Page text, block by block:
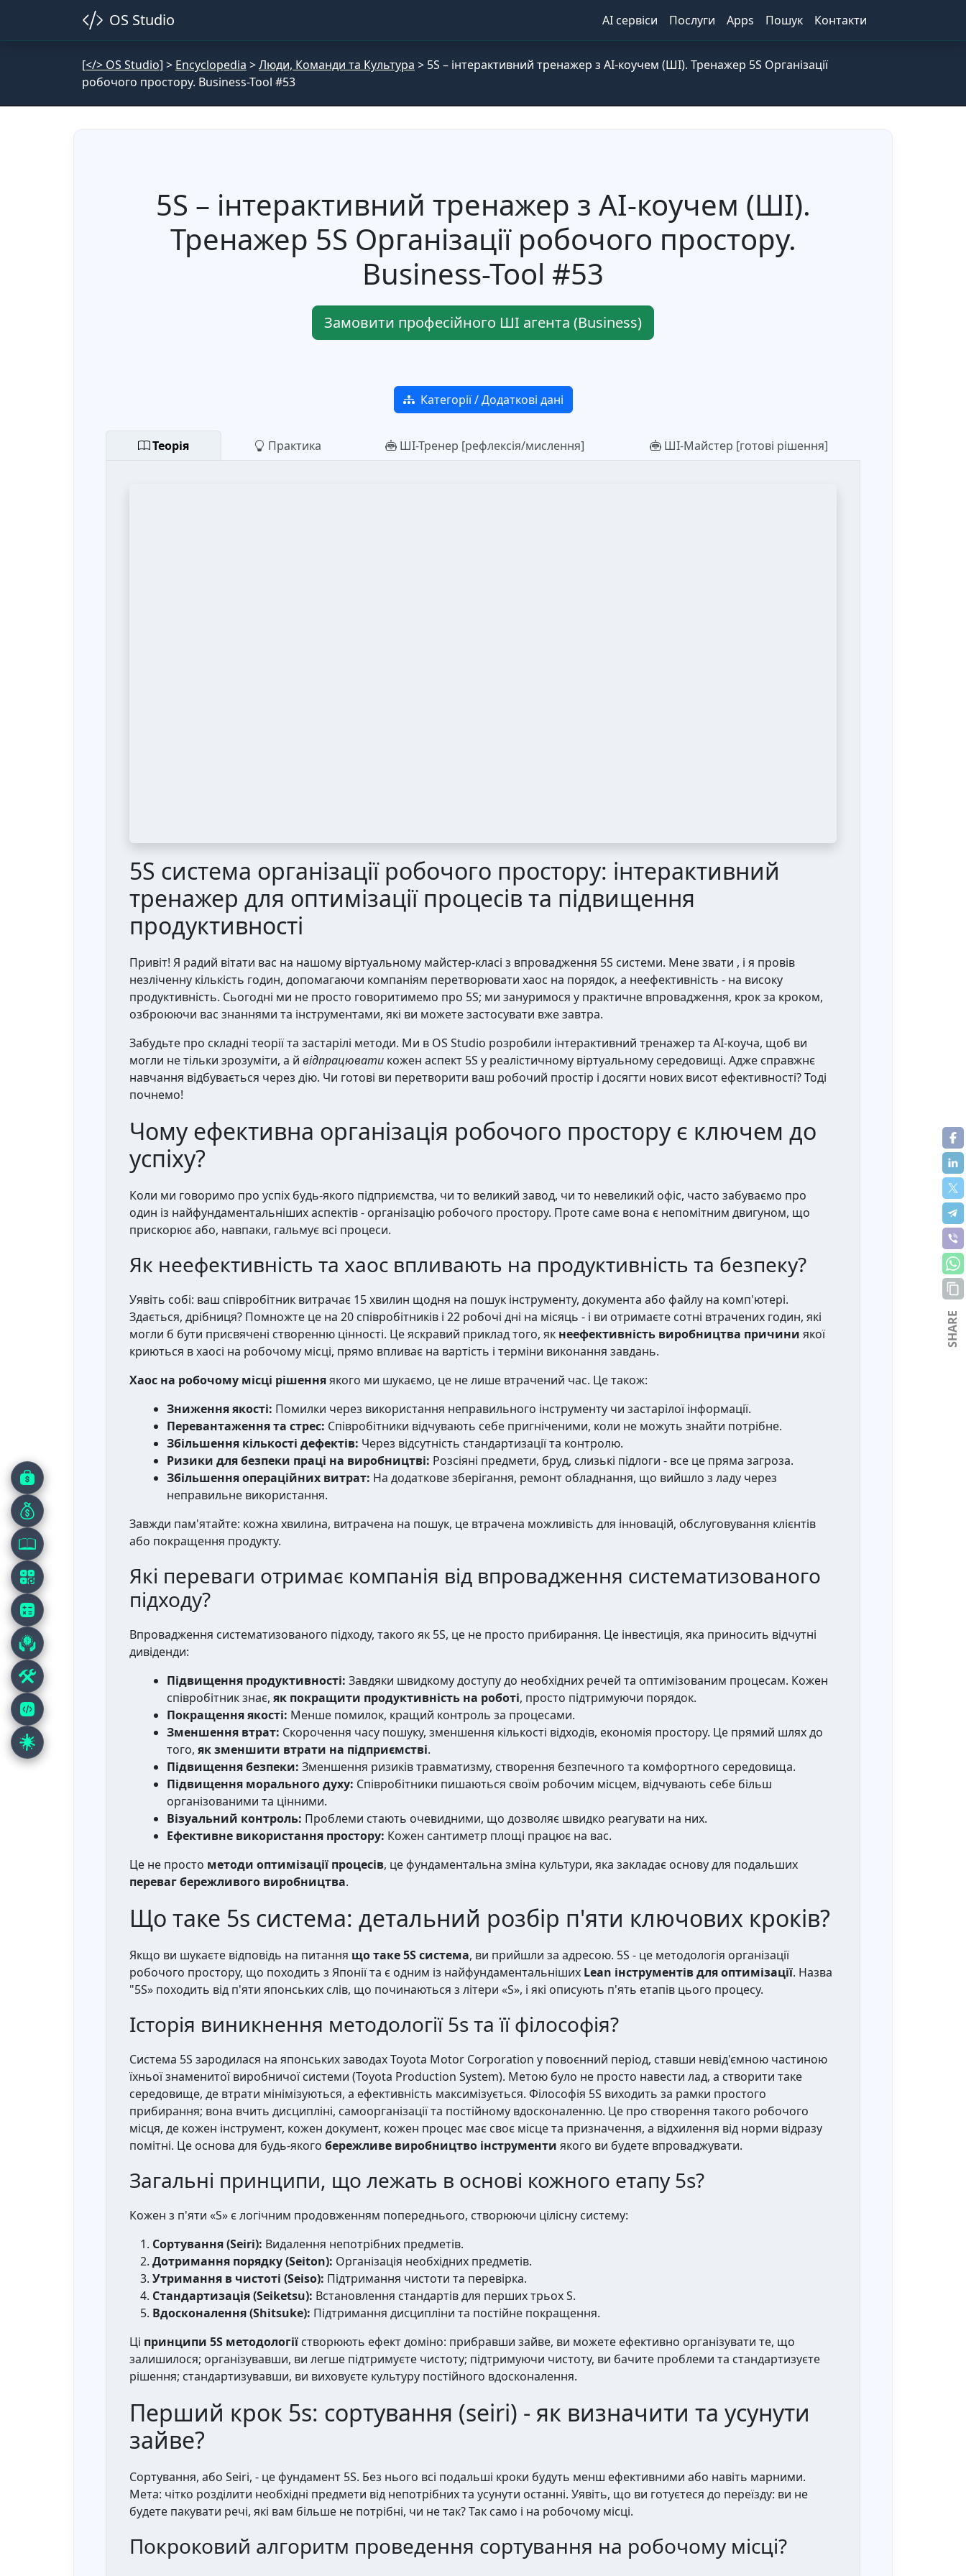
OS Studio AI сервіси Послуги Apps Пошук Контакти
[</> OS Studio] > Encyclopedia >Люди, Команди та Культура > 5S – інтерактивний тренажер з AI-коучем (ШІ). Тренажер 5S Організації
робочого простору. Business-Tool #53
5S – інтерактивний тренажер з AI-коучем (ШІ).
Тренажер 5S Організації робочого простору.
Business-Tool #53
Замовити професійного ШІ агента (Business)
Категорії / Додаткові дані
Теорія Практика ШІ-Тренер [рефлексія/мислення] ШІ-Майстер [готові рішення]
5S система організації робочого простору: інтерактивний
тренажер для оптимізації процесів та підвищення
продуктивності
Привіт! Я радий вітати вас на нашому віртуальному майстер-класі з впровадження 5S системи. Мене звати , і я провів
незліченну кількість годин, допомагаючи компаніям перетворювати хаос на порядок, а неефективність - на високу
продуктивність. Сьогодні ми не просто говоритимемо про 5S; ми зануримося у практичне впровадження, крок за кроком,
озброюючи вас знаннями та інструментами, які ви можете застосувати вже завтра.
Забудьте про складні теорії та застарілі методи. Ми в OS Studio розробили інтерактивний тренажер та AI-коуча, щоб ви
могли не тільки зрозуміти, а й відпрацювати кожен аспект 5S у реалістичному віртуальному середовищі. Адже справжнє
навчання відбувається через дію. Чи готові ви перетворити ваш робочий простір і досягти нових висот ефективності? Тоді
почнемо!
Чому ефективна організація робочого простору є ключем до
успіху?
Коли ми говоримо про успіх будь-якого підприємства, чи то великий завод, чи то невеликий офіс, часто забуваємо про
один із найфундаментальніших аспектів - організацію робочого простору. Проте саме вона є непомітним двигуном, що
прискорює або, навпаки, гальмує всі процеси.
Як неефективність та хаос впливають на продуктивність та безпеку?
Уявіть собі: ваш співробітник витрачає 15 хвилин щодня на пошук інструменту, документа або файлу на комп'ютері.
Здається, дрібниця? Помножте це на 20 співробітників і 22 робочі дні на місяць - і ви отримаєте сотні втрачених годин, які
могли б бути присвячені створенню цінності. Це яскравий приклад того, як неефективність виробництва причини якої
криються в хаосі на робочому місці, прямо впливає на вартість і терміни виконання завдань.
Хаос на робочому місці рішенняякого ми шукаємо, це не лише втрачений час. Це також:
Зниження якості: Помилки через використання неправильного інструменту чи застарілої інформації.
Перевантаження та стрес: Співробітники відчувають себе пригніченими, коли не можуть знайти потрібне.
Збільшення кількості дефектів: Через відсутність стандартизації та контролю.
Ризики для безпеки праці на виробництві: Розсіяні предмети, бруд, слизькі підлоги - все це пряма загроза.
Збільшення операційних витрат: На додаткове зберігання, ремонт обладнання, що вийшло з ладу через
неправильне використання.
Завжди пам'ятайте: кожна хвилина, витрачена на пошук, це втрачена можливість для інновацій, обслуговування клієнтів
або покращення продукту.
Які переваги отримає компанія від впровадження систематизованого
підходу?
Впровадження систематизованого підходу, такого як 5S, це не просто прибирання. Це інвестиція, яка приносить відчутні
дивіденди:
Підвищення продуктивності: Завдяки швидкому доступу до необхідних речей та оптимізованим процесам. Кожен
співробітник знає, як покращити продуктивність на роботі, просто підтримуючи порядок.
Покращення якості: Менше помилок, кращий контроль за процесами.
Зменшення втрат: Скорочення часу пошуку, зменшення кількості відходів, економія простору. Це прямий шлях до
того, як зменшити втрати на підприємстві.
Підвищення безпеки: Зменшення ризиків травматизму, створення безпечного та комфортного середовища.
Підвищення морального духу: Співробітники пишаються своїм робочим місцем, відчувають себе більш
організованими та цінними.
Візуальний контроль: Проблеми стають очевидними, що дозволяє швидко реагувати на них.
Ефективне використання простору: Кожен сантиметр площі працює на вас.
Це не просто методи оптимізації процесів, це фундаментальна зміна культури, яка закладає основу для подальших
переваг бережливого виробництва.
Що таке 5s система: детальний розбір п'яти ключових кроків?
Якщо ви шукаєте відповідь на питання що таке 5S система, ви прийшли за адресою. 5S - це методологія організації
робочого простору, що походить з Японії та є одним із найфундаментальніших Lean інструментів для оптимізації. Назва
"5S» походить від п'яти японських слів, що починаються з літери «S», і які описують п'ять етапів цього процесу.
Історія виникнення методології 5s та її філософія?
Система 5S зародилася на японських заводах Toyota Motor Corporation у повоєнний період, ставши невід'ємною частиною
їхньої знаменитої виробничої системи (Toyota Production System). Метою було не просто навести лад, а створити таке
середовище, де втрати мінімізуються, а ефективність максимізується. Філософія 5S виходить за рамки простого
прибирання; вона вчить дисципліні, самоорганізації та постійному вдосконаленню. Це про створення такого робочого
місця, де кожен інструмент, кожен документ, кожен процес має своє місце та призначення, а відхилення від норми відразу
помітні. Це основа для будь-якого бережливе виробництво інструменти якого ви будете впроваджувати.
Загальні принципи, що лежать в основі кожного етапу 5s?
Кожен з п'яти «S» є логічним продовженням попереднього, створюючи цілісну систему:
Сортування (Seiri): Видалення непотрібних предметів.
Дотримання порядку (Seiton): Організація необхідних предметів.
Утримання в чистоті (Seiso): Підтримання чистоти та перевірка.
Стандартизація (Seiketsu): Встановлення стандартів для перших трьох S.
Вдосконалення (Shitsuke): Підтримання дисципліни та постійне покращення.
Ці принципи 5S методології створюють ефект доміно: прибравши зайве, ви можете ефективно організувати те, що
залишилося; організувавши, ви легше підтримуєте чистоту; підтримуючи чистоту, ви бачите проблеми та стандартизуєте
рішення; стандартизувавши, ви виховуєте культуру постійного вдосконалення.
Перший крок 5s: сортування (seiri) - як визначити та усунути
зайве?
Сортування, або Seiri, - це фундамент 5S. Без нього всі подальші кроки будуть менш ефективними або навіть марними.
Мета: чітко розділити необхідні предмети від непотрібних та усунути останні. Уявіть, що ви готуєтеся до переїзду: ви не
будете пакувати речі, які вам більше не потрібні, чи не так? Так само і на робочому місці.
Покроковий алгоритм проведення сортування на робочому місці?
SHARE